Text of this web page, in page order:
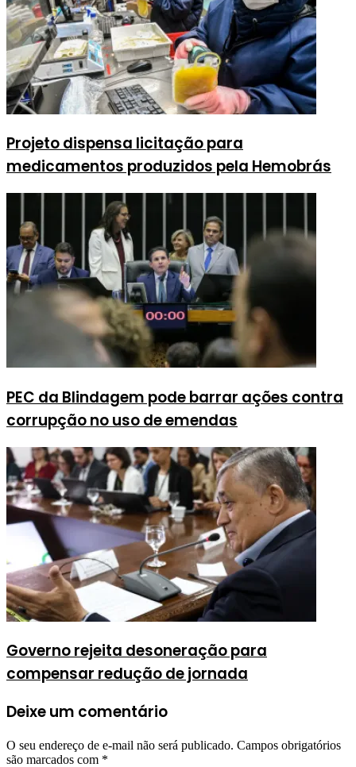
Projeto dispensa licitação para
medicamentos produzidos pela Hemobrás
PEC da Blindagem pode barrar ações contra
corrupção no uso de emendas
Governo rejeita desoneração para
compensar redução de jornada
Deixe um comentário
O seu endereço de e-mail não será publicado. Campos obrigatórios
são marcados com *